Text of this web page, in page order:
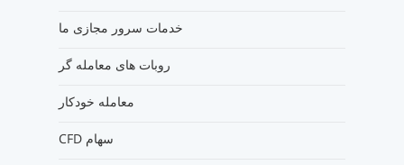
خدمات سرور مجازی ما
روبات های معامله گر
معامله خودکار
CFD سهام